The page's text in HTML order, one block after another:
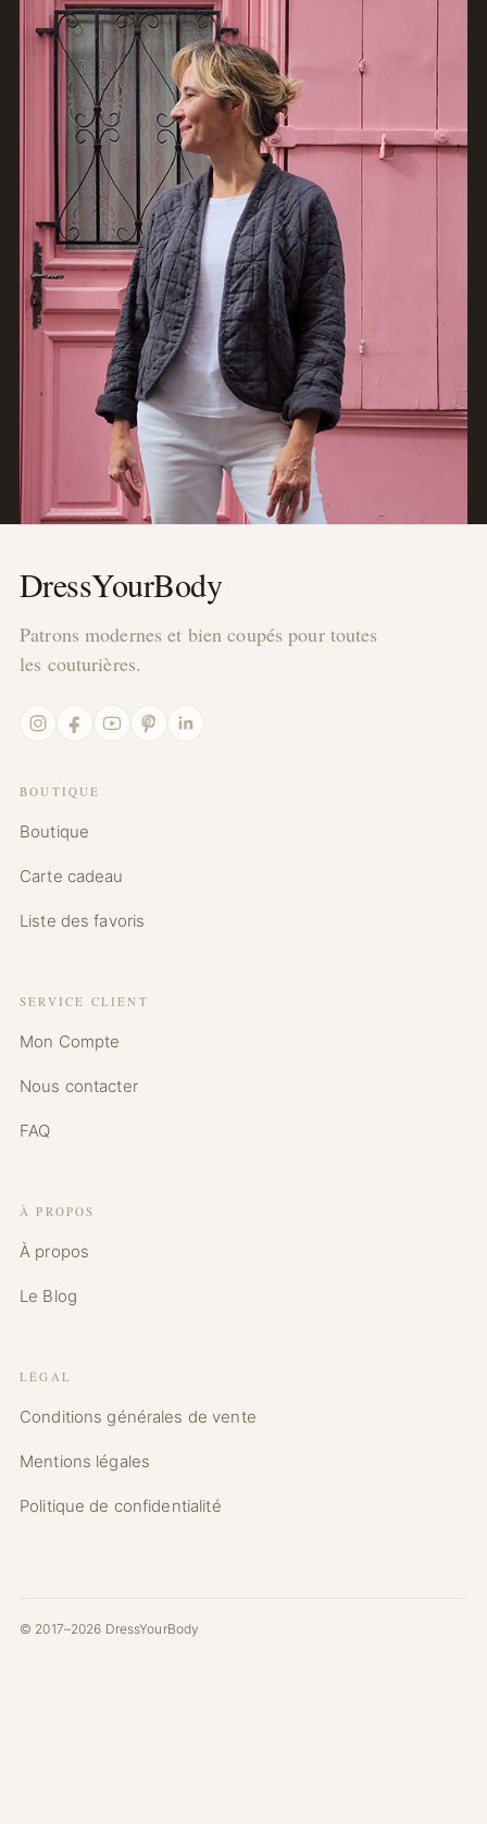
DressYourBody
Patrons modernes et bien coupés pour toutes
les couturières.
InstagramFacebookYouTubePinterestLinkedIn
BOUTIQUE
Boutique
Carte cadeau
Liste des favoris
SERVICE CLIENT
Mon Compte
Nous contacter
FAQ
À PROPOS
À propos
Le Blog
LÉGAL
Conditions générales de vente
Mentions légales
Politique de confidentialité
© 2017–2026 DressYourBody